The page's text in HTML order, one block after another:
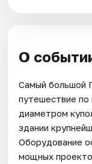
О
Самый большой
путешествие
диаметром
здании
Оборудование
мощных